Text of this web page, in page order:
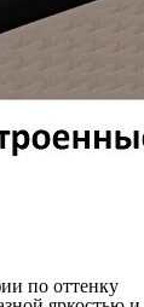
по оттенку